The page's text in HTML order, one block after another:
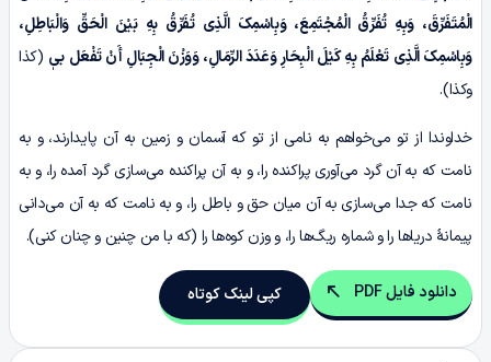
الْمُتَفَرِّقَ، وَبِهِ تُفَرِّقُ الْمُجْتَمِعَ، وَبِاسْمِکَ الَّذِی تُفَرِّقُ بِهِ بَیْنَ الْحَقِّ وَالْبَاطِلِ،
وَبِاسْمِکَ الَّذِی تَعْلَمُ بِهِ کَیْلَ الْبِحَارِ وَعَدَدَ الرِّمَالِ، وَوَزْنَ الْجِبَالِ أَنْ تَفْعَل بیٖ (کذا
وکذا).
خداوندا از تو می‌خواهم به نامی از تو که آسمان و زمین به آن پایدارند، و به
نامت که به آن گرد می‌آوری پراکنده را، و به آن پراکنده می‌سازی گرد آمده را، و به
نامت که جدا می‌سازی به آن میان حق و باطل را، و به نامت که به آن می‌دانی
پیمانۀ دریاها را و شماره ریگ‌ها را، و وزن کوه‌ها را (که با من چنین و چنان کنی).
دانلود فایل PDF کپی لینک کوتاه